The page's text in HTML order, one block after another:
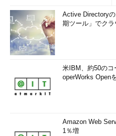
Active Directory
期ツール」でク
米IBM、約50のコ
operWorks Open
Amazon Web
1％増